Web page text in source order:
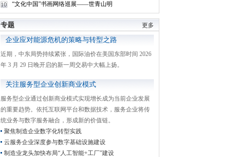
“文化中国”书画网络巡展——世青山明
更多
专题
企业应对能源危机的策略与转型之路
近期，中东局势持续紧张，国际油价在美国东部时间 2026
年 3 月 29 日晚开启的新一周交易中大幅上扬。
关注服务型企业创新商业模式
服务型企业通过创新商业模式实现增长成为当前企业发展
的重要趋势。依托互联网平台和数据技术，服务企业将传
统业务与数字服务融合，形成新的价值链。
聚焦制造企业数字化转型实践
云服务企业深度参与数字基础设施建设
制造业龙头加快布局“人工智能+工厂”建设